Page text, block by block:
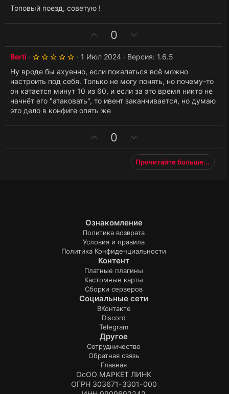
0
з
Топовый поезд, советую !
а
0
р
о
т
и
в
Berti
5
0
0
з
в
ё
з
д
1 Июл 2024
Версия: 1.6.5
Ну вроде бы ахуенно, если покапаться всё можно
настроить под себя. Только не могу понять, но почему-то
он катается минут 10 из 60, и если за это время никто не
начнёт его "атаковать", то ивент заканчивается, но думаю
это дело в конфиге опять же
а
0
р
о
т
Прочитайте больше...
Ознакомление
Политика возврата
Условия и правила
Политика Конфиденциальности
Контент
Платные плагины
Кастомные карты
Сборки серверов
Социальные сети
ВКонтакте
Discord
Telegram
Другое
Сотрудничество
Обратная связь
Главная
ОсОО МАРКЕТ ЛИНК
ОГРН 303671-3301-000